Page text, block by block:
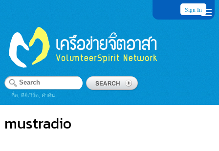
Sign In
ชื่อ, คีย์เวิร์ด, คำค้น
mustradio